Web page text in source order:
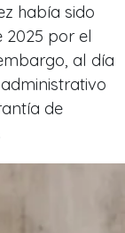
había sido
2025 por el
al día
de